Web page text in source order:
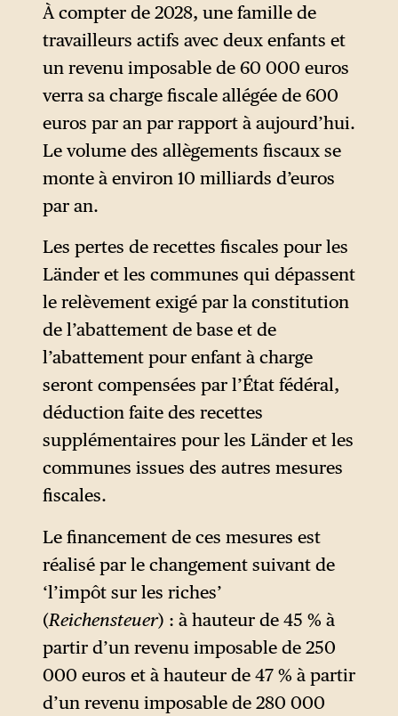
versées, qui iront abonder un
fonds d’État. Ces
investissements seront en
partie financés par des
prélèvements sur les
employeurs, qui pourraient
réclamer ailleurs des
allègements fiscaux. Par
ailleurs, les personnes
relevant actuellement de
régimes spéciaux
(fonctionnaires,
indépendants, députés)
devront cotiser au régime
général. Enfin, la commission
recommande de revoir l’âge
légal de départ, qui pourrait
être fixé en fonction de
classe d’âge à partir de
2031 2 .
À compter de 2028, une famille de
travailleurs actifs avec deux enfants et
un revenu imposable de 60 000 euros
verra sa charge fiscale allégée de 600
euros par an par rapport à aujourd’hui.
Le volume des allègements fiscaux se
monte à environ 10 milliards d’euros
par an.
Les pertes de recettes fiscales pour les
Länder et les communes qui dépassent
le relèvement exigé par la constitution
de l’abattement de base et de
l’abattement pour enfant à charge
seront compensées par l’État fédéral,
déduction faite des recettes
supplémentaires pour les Länder et les
communes issues des autres mesures
fiscales.
Le financement de ces mesures est
réalisé par le changement suivant de
‘l’impôt sur les riches’
(Reichensteuer) : à hauteur de 45 % à
partir d’un revenu imposable de 250
000 euros et à hauteur de 47 % à partir
d’un revenu imposable de 280 000